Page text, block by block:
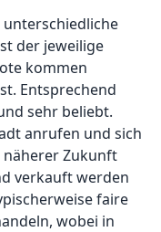
der jeweilige
kommen
Entsprechend
sehr beliebt.
anrufen und sich
Zukunft
verkauft werden
faire
wobei in